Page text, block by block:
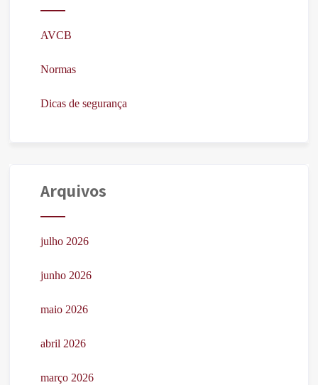
AVCB
Normas
Dicas de segurança
Arquivos
julho 2026
junho 2026
maio 2026
abril 2026
março 2026